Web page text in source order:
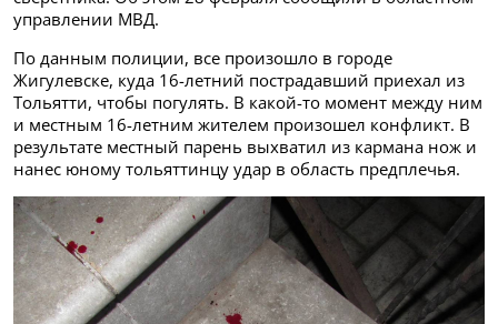
управлении МВД.
По данным полиции, все произошло в городе
Жигулевске, куда 16-летний пострадавший приехал из
Тольятти, чтобы погулять. В какой-то момент между ним
и местным 16-летним жителем произошел конфликт. В
результате местный парень выхватил из кармана нож и
нанес юному тольяттинцу удар в область предплечья.